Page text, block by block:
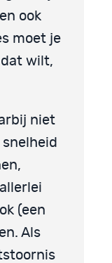
ook
moet je
wilt,
niet
(een
Als